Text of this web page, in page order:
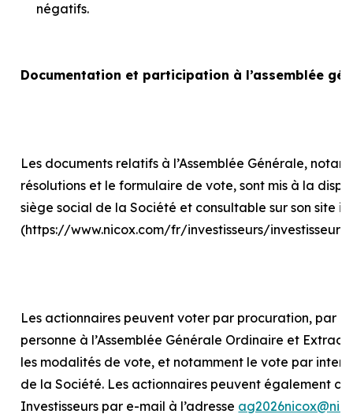
négatifs.
Documentation et participation à l’assemblée
Les documents relatifs à l’Assemblée Générale,
résolutions et le formulaire de vote, sont mis à la
siège social de la Société et consultable sur son site
(https://www.nicox.com/fr/investisseurs/
Les actionnaires peuvent voter par procuration, par
personne à l’Assemblée Générale Ordinaire et
les modalités de vote, et notamment le vote par
de la Société. Les actionnaires peuvent également
Investisseurs par e-mail à l’adresse